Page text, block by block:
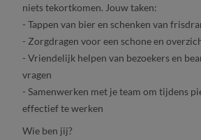
niets tekortkomen. Jouw taken:
- Tappen van bier en schenken van
- Zorgdragen voor een schone en
- Vriendelijk helpen van bezoekers en
vragen
- Samenwerken met je team om tijdens
effectief te werken
Wie ben jij?